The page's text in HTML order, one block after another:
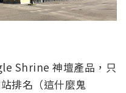
Shrine 神壇產品，只
排名（這什麼鬼